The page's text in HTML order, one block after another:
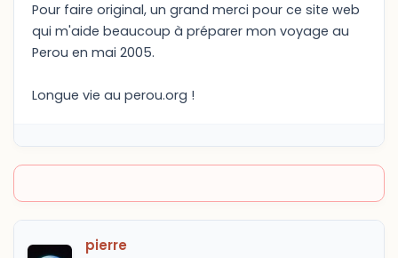
Pour faire original, un grand merci pour ce site web
qui m'aide beaucoup à préparer mon voyage au
Perou en mai 2005.
Longue vie au perou.org !
pierre